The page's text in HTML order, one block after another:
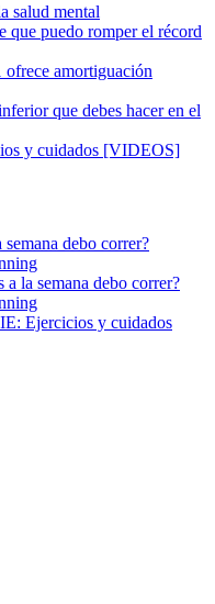
salud mental
que puedo romper el récord
amortiguación
que debes hacer en el
y cuidados [VIDEOS]
semana debo correr?
a la semana debo correr?
Ejercicios y cuidados